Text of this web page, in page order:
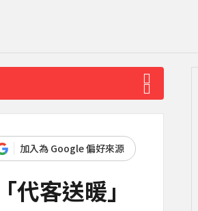
加入為 Google 偏好來源
客送暖」